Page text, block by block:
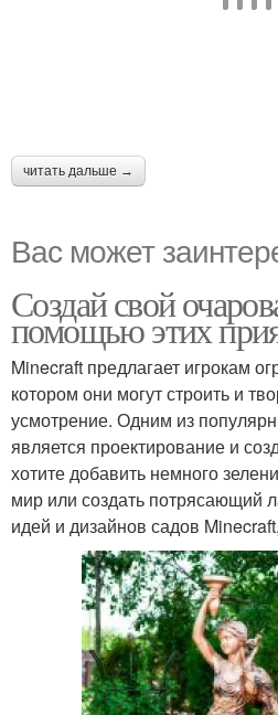
читать дальше →
Вас может
Создай свой
помощью этих
Minecraft предлагает игрокам
котором они могут строить и
усмотрение. Одним из
является проектирование и
хотите добавить немного
мир или создать потрясающий
идей и дизайнов садов